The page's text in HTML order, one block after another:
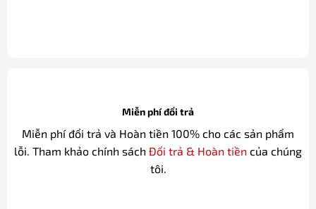
Miễn phí đổi trả
Miễn phí đổi trả và Hoàn tiền 100% cho các sản phẩm
lỗi. Tham khảo chính sách Đổi trả & Hoàn tiền của chúng
tôi.